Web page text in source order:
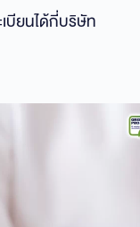
บียนได้กี่บริษัท